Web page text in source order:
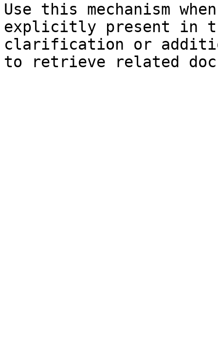
Use this mechanism
explicitly present in
clarification or